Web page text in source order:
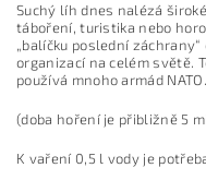
Suchý líh dnes nalézá
táboření, turistika nebo
„balíčku poslední
organizací na celém světě.
používá mnoho armád NATO.
(doba hoření je přibližně 5
K vaření 0,5 l vody je